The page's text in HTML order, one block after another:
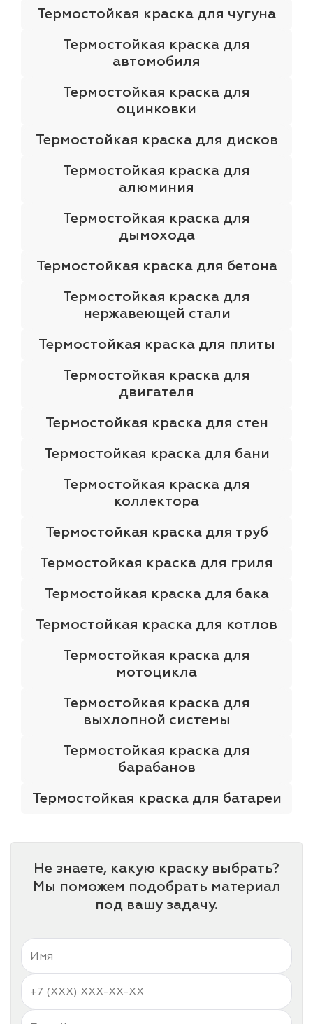
Термостойкая краска для чугуна
Термостойкая краска для
автомобиля
Термостойкая краска для
оцинковки
Термостойкая краска для дисков
Термостойкая краска для
алюминия
Термостойкая краска для
дымохода
Термостойкая краска для бетона
Термостойкая краска для
нержавеющей стали
Термостойкая краска для плиты
Термостойкая краска для
двигателя
Термостойкая краска для стен
Термостойкая краска для бани
Термостойкая краска для
коллектора
Термостойкая краска для труб
Термостойкая краска для гриля
Термостойкая краска для бака
Термостойкая краска для котлов
Термостойкая краска для
мотоцикла
Термостойкая краска для
выхлопной системы
Термостойкая краска для
барабанов
Термостойкая краска для батареи
Не знаете, какую краску выбрать?
Мы поможем подобрать материал
под вашу задачу.